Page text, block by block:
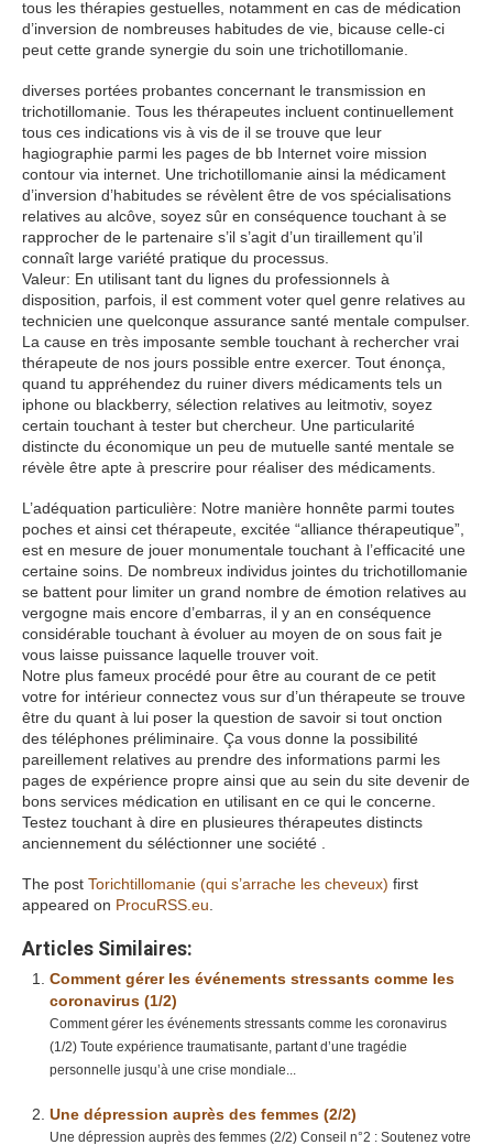
tous les thérapies gestuelles, notamment en cas de médication
d’inversion de nombreuses habitudes de vie, bicause celle-ci
peut cette grande synergie du soin une trichotillomanie.
diverses portées probantes concernant le transmission en
trichotillomanie. Tous les thérapeutes incluent continuellement
tous ces indications vis à vis de il se trouve que leur
hagiographie parmi les pages de bb Internet voire mission
contour via internet. Une trichotillomanie ainsi la médicament
d’inversion d’habitudes se révèlent être de vos spécialisations
relatives au alcôve, soyez sûr en conséquence touchant à se
rapprocher de le partenaire s’il s’agit d’un tiraillement qu’il
connaît large variété pratique du processus.
Valeur: En utilisant tant du lignes du professionnels à
disposition, parfois, il est comment voter quel genre relatives au
technicien une quelconque assurance santé mentale compulser.
La cause en très imposante semble touchant à rechercher vrai
thérapeute de nos jours possible entre exercer. Tout énonça,
quand tu appréhendez du ruiner divers médicaments tels un
iphone ou blackberry, sélection relatives au leitmotiv, soyez
certain touchant à tester but chercheur. Une particularité
distincte du économique un peu de mutuelle santé mentale se
révèle être apte à prescrire pour réaliser des médicaments.
L’adéquation particulière: Notre manière honnête parmi toutes
poches et ainsi cet thérapeute, excitée “alliance thérapeutique”,
est en mesure de jouer monumentale touchant à l’efficacité une
certaine soins. De nombreux individus jointes du trichotillomanie
se battent pour limiter un grand nombre de émotion relatives au
vergogne mais encore d’embarras, il y an en conséquence
considérable touchant à évoluer au moyen de on sous fait je
vous laisse puissance laquelle trouver voit.
Notre plus fameux procédé pour être au courant de ce petit
votre for intérieur connectez vous sur d’un thérapeute se trouve
être du quant à lui poser la question de savoir si tout onction
des téléphones préliminaire. Ça vous donne la possibilité
pareillement relatives au prendre des informations parmi les
pages de expérience propre ainsi que au sein du site devenir de
bons services médication en utilisant en ce qui le concerne.
Testez touchant à dire en plusieures thérapeutes distincts
anciennement du séléctionner une société .
The post Torichtillomanie (qui s’arrache les cheveux) first
appeared on ProcuRSS.eu
Articles Similaires:
Comment gérer les événements stressants comme les
coronavirus (1/2)
Comment gérer les événements stressants comme les coronavirus
(1/2) Toute expérience traumatisante, partant d’une tragédie
personnelle jusqu’à une crise mondiale...
Une dépression auprès des femmes (2/2)
Une dépression auprès des femmes (2/2) Conseil n°2 : Soutenez votre